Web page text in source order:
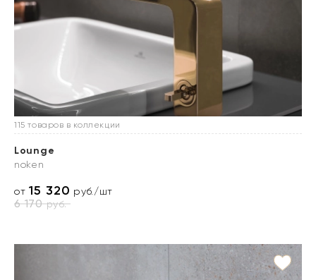
115 товаров в коллекции
Lounge
noken
от15 320 руб./шт
6 170руб.